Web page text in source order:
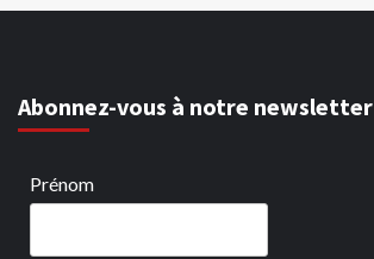
Abonnez-vous à notre newsletter
Prénom